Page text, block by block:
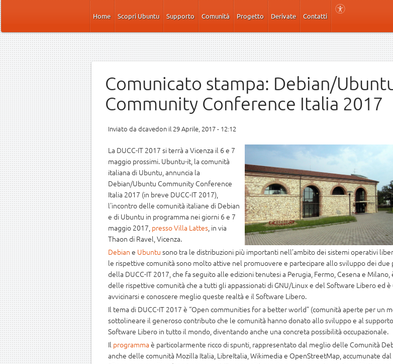
Salta al contenuto principale
Home
Scopri Ubuntu Supporto Comunità Progetto Derivate Contatti
Comunicato stampa: Debian/
Community Conference Italia 2017
Inviato da dcavedon il 29 Aprile, 2017 - 12:12
La DUCC-IT 2017 si terrà a Vicenza il 6 e 7
maggio prossimi. Ubuntu-it, la comunità
italiana di Ubuntu, annuncia la
Debian/Ubuntu Community Conference
Italia 2017 (in breve DUCC-IT 2017),
l'incontro delle comunità italiane di Debian
e di Ubuntu in programma nei giorni 6 e 7
maggio 2017, presso Villa Lattes, in via
Thaon di Ravel, Vicenza.
Debian e Ubuntu sono tra le distribuzioni più importanti nell’ambito dei sistemi operativi
le rispettive comunità sono molto attive nel promuovere e partecipare allo sviluppo dei due
della DUCC-IT 2017, che fa seguito alle edizioni tenutesi a Perugia, Fermo, Cesena e
delle rispettive comunità che a tutti gli appassionati di GNU/Linux e del Software Libero ed è
avvicinarsi e conoscere meglio queste realtà e il Software Libero.
Il tema di DUCC-IT 2017 è “Open communities for a better world” (comunità aperte per un
sottolineare il generoso contributo che le comunità hanno donato allo sviluppo e al
Software Libero in tutto il mondo, diventando anche una concreta possibilità occupazionale.
Il programma è particolarmente ricco di spunti, rappresentato dal meglio delle Comunità
anche delle comunità Mozilla Italia, LibreItalia, Wikimedia e OpenStreetMap, accumunate